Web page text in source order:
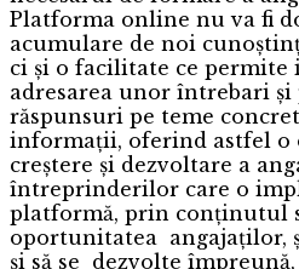
Platforma online nu va fi
acumulare de noi
ci și o facilitate ce permite
adresarea unor întrebari
răspunsuri pe teme
informații, oferind astfel o
creștere și dezvoltare a
întreprinderilor care o
platformă, prin conținutul
oportunitatea angajaților,
și să se dezvolte